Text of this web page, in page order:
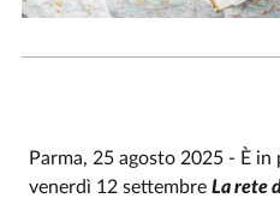
Parma, 25 agosto 2025 - È
venerdì 12 settembre La rete